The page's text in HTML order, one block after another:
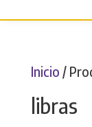
Inicio /
libras